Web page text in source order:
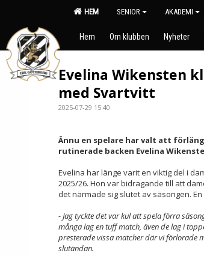
HEM SENIOR AKADEMI
Hem Om klubben Nyheter
Evelina Wikensten
med Svartvitt
2025-07-29 15:40
Ännu en spelare har valt att
rutinerade backen Evelina
Evelina har länge varit en viktig del i
2025/26. Hon var bidragande till att
det närmade sig slutet av säsongen.
- Jag tyckte det var kul att spela förra
många lag en tuff match, även de lag i
presterade vissa matcher där vi förlorade
slutändan.